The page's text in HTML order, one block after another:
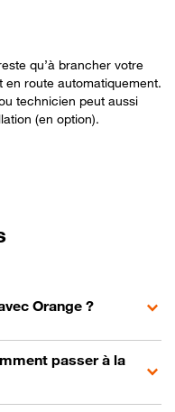
qu’à brancher votre
en route automatiquement.
technicien peut aussi
(en option).
Orange ?
passer à la